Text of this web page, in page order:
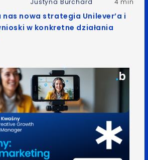
nas nowa strategia Unilever’a i
w konkretne działania